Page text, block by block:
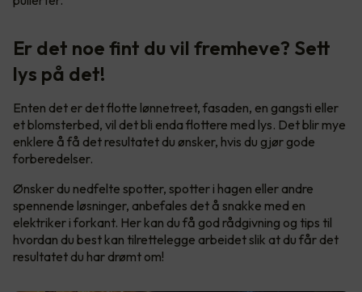
Er det noe fint du vil fremheve? Sett
lys på det!
Enten det er det flotte lønnetreet, fasaden, en gangsti eller
et blomsterbed, vil det bli enda flottere med lys. Det blir mye
enklere å få det resultatet du ønsker, hvis du gjør gode
forberedelser.
Ønsker du nedfelte spotter, spotter i hagen eller andre
spennende løsninger, anbefales det å snakke med en
elektriker i forkant. Her kan du få god rådgivning og tips til
hvordan du best kan tilrettelegge arbeidet slik at du får det
resultatet du har drømt om!